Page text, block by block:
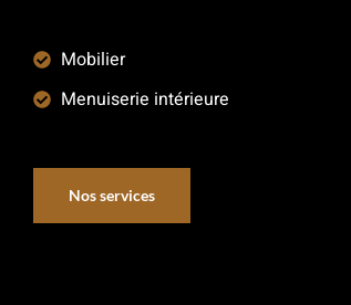
Mobilier
Menuiserie intérieure
Nos services